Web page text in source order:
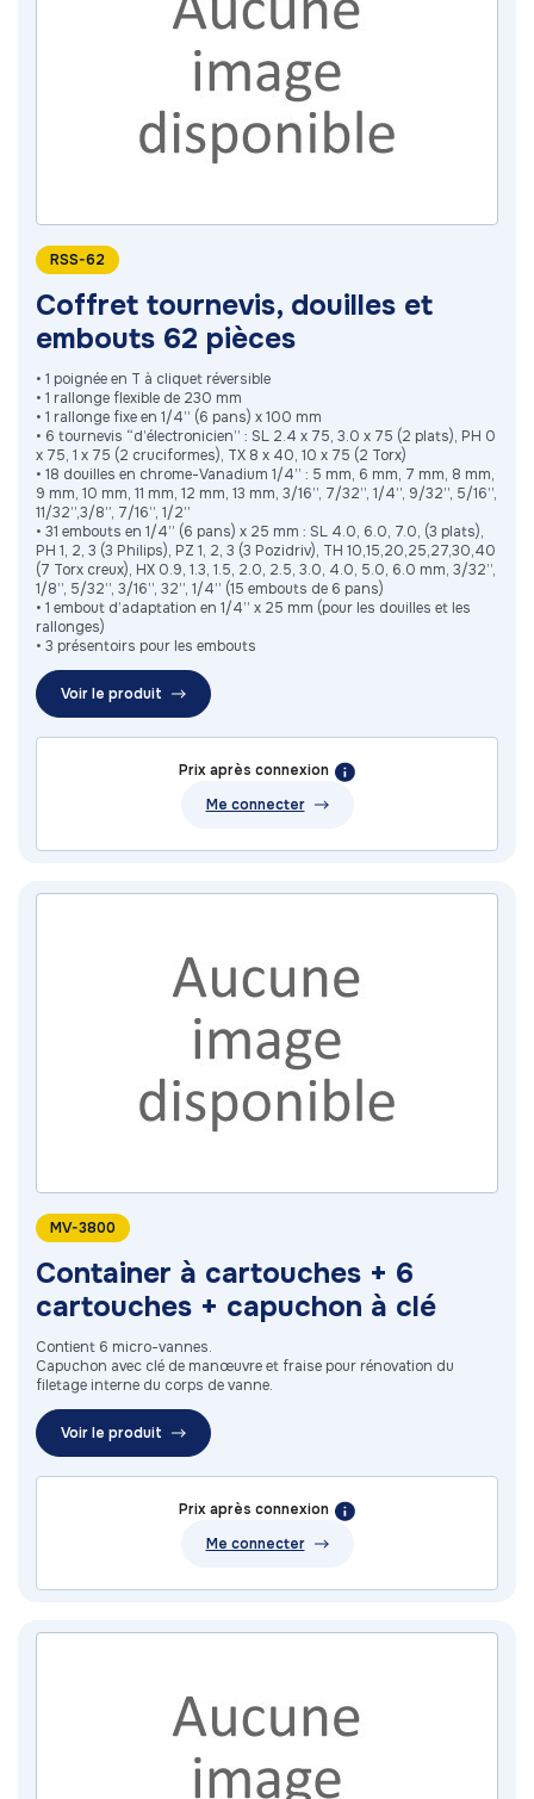
RSS-62
Coffret tournevis, douilles et
embouts 62 pièces
• 1 poignée en T à cliquet réversible
• 1 rallonge flexible de 230 mm
• 1 rallonge fixe en 1/4’’ (6 pans) x 100 mm
• 6 tournevis “d’électronicien” : SL 2.4 x 75, 3.0 x 75 (2 plats), PH 0
x 75, 1 x 75 (2 cruciformes), TX 8 x 40, 10 x 75 (2 Torx)
• 18 douilles en chrome-Vanadium 1/4’’ : 5 mm, 6 mm, 7 mm, 8 mm,
9 mm, 10 mm, 11 mm, 12 mm, 13 mm, 3/16’’, 7/32’’, 1/4’’, 9/32’’, 5/16’’,
11/32’’,3/8’’, 7/16’’, 1/2’’
• 31 embouts en 1/4’’ (6 pans) x 25 mm : SL 4.0, 6.0, 7.0, (3 plats),
PH 1, 2, 3 (3 Philips), PZ 1, 2, 3 (3 Pozidriv), TH 10,15,20,25,27,30,40
(7 Torx creux), HX 0.9, 1.3, 1.5, 2.0, 2.5, 3.0, 4.0, 5.0, 6.0 mm, 3/32’’,
1/8’’, 5/32’’, 3/16’’, 32’’, 1/4’’ (15 embouts de 6 pans)
• 1 embout d’adaptation en 1/4’’ x 25 mm (pour les douilles et les
rallonges)
• 3 présentoirs pour les embouts
Voir le produit
Prix après connexion
Me connecter
MV-3800
Container à cartouches + 6
cartouches + capuchon à clé
Contient 6 micro-vannes.
Capuchon avec clé de manœuvre et fraise pour rénovation du
filetage interne du corps de vanne.
Voir le produit
Prix après connexion
Me connecter